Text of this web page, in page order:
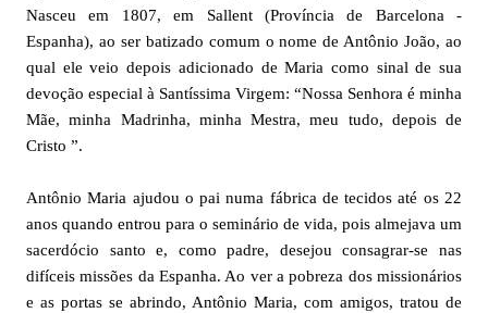
Nasceu em 1807, em Sallent (Província de Barcelona -
Espanha), ao ser batizado comum o nome de Antônio João, ao
qual ele veio depois adicionado de Maria como sinal de sua
devoção especial à Santíssima Virgem: “Nossa Senhora é minha
Mãe, minha Madrinha, minha Mestra, meu tudo, depois de
Cristo ”.
Antônio Maria ajudou o pai numa fábrica de tecidos até os 22
anos quando entrou para o seminário de vida, pois almejava um
sacerdócio santo e, como padre, desejou consagrar-se nas
difíceis missões da Espanha. Ao ver a pobreza dos missionários
e as portas se abrindo, Antônio Maria, com amigos, tratou de